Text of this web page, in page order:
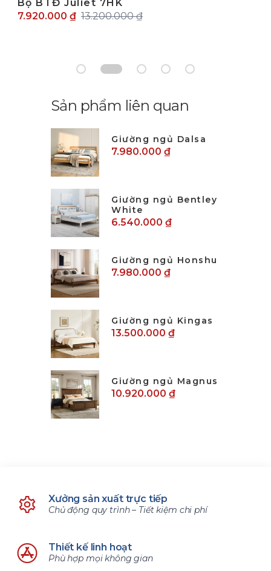
Bộ BTĐ Juliet 7HK
7.920.000 ₫ 13.200.000 ₫
Sản phẩm liên quan
Giường ngủ Dalsa
7.980.000 ₫
Giường ngủ Bentley
White
6.540.000 ₫
Giường ngủ Honshu
7.980.000 ₫
Giường ngủ Kingas
13.500.000 ₫
Giường ngủ Magnus
10.920.000 ₫
Xưởng sản xuất trực tiếp
Chủ động quy trình – Tiết kiệm chi phí
Thiết kế linh hoạt
Phù hợp mọi không gian